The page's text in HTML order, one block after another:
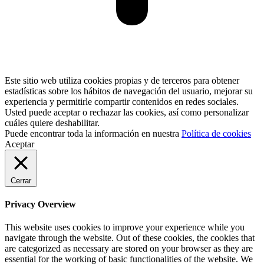
Este sitio web utiliza cookies propias y de terceros para obtener
estadísticas sobre los hábitos de navegación del usuario, mejorar su
experiencia y permitirle compartir contenidos en redes sociales.
Usted puede aceptar o rechazar las cookies, así como personalizar
cuáles quiere deshabilitar.
Puede encontrar toda la información en nuestra Política de cookies
Aceptar
Cerrar
Privacy Overview
This website uses cookies to improve your experience while you
navigate through the website. Out of these cookies, the cookies that
are categorized as necessary are stored on your browser as they are
essential for the working of basic functionalities of the website. We